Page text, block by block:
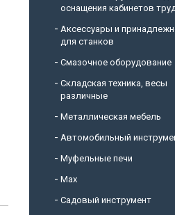
оснащения кабинетов
Аксессуары и
для станков
Смазочное оборудование
Складская техника, весы
различные
Металлическая мебель
Автомобильный
Муфельные печи
Max
Садовый инструмент